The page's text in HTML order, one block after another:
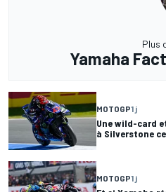
Plus
Yamaha
MOTOGP1 j
Une wild-card
à Silverstone
MOTOGP1 j